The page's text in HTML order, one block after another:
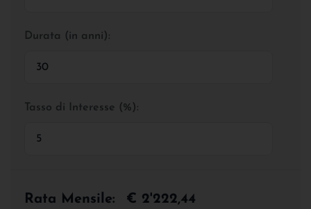
Durata (in anni):
Tasso di Interesse (%):
Rata Mensile: € 2'222,44